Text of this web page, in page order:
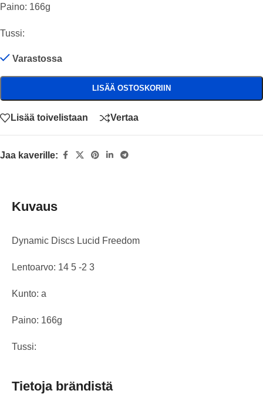
Paino: 166g
Tussi:
Varastossa
LISÄÄ OSTOSKORIIN
Lisää toivelistaan Vertaa
Jaa kaverille:
Kuvaus
Dynamic Discs Lucid Freedom
Lentoarvo: 14 5 -2 3
Kunto: a
Paino: 166g
Tussi:
Tietoja brändistä